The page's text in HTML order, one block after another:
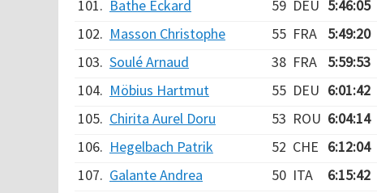
101. Bathe Eckard 59 DEU 5:46:05
102. Masson Christophe 55 FRA 5:49:20
103. Soulé Arnaud 38 FRA 5:59:53
104. Möbius Hartmut 55 DEU 6:01:42
105. Chirita Aurel Doru 53 ROU 6:04:14
106. Hegelbach Patrik 52 CHE 6:12:04
107. Galante Andrea 50 ITA 6:15:42